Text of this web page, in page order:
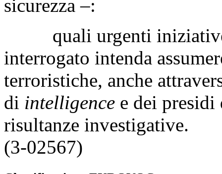
sicurezza –:
quali urgenti iniziative
interrogato intenda
terroristiche, anche
di intelligence e dei presidi
risultanze investigative.
(3-02567)